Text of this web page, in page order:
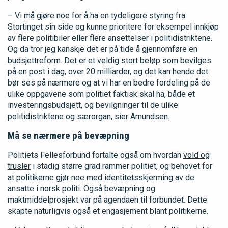
– Vi må gjøre noe for å ha en tydeligere styring fra
Stortinget sin side og kunne prioritere for eksempel innkjøp
av flere politibiler eller flere ansettelser i politidistriktene.
Og da tror jeg kanskje det er på tide å gjennomføre en
budsjettreform. Det er et veldig stort beløp som bevilges
på en post i dag, over 20 milliarder, og det kan hende det
bør ses på nærmere og at vi har en bedre fordeling på de
ulike oppgavene som politiet faktisk skal ha, både et
investeringsbudsjett, og bevilgninger til de ulike
politidistriktene og særorgan, sier Amundsen.
Må se nærmere på bevæpning
Politiets Fellesforbund fortalte også om hvordan vold og
trusler i stadig større grad rammer politiet, og behovet for
at politikerne gjør noe med identitetsskjerming av de
ansatte i norsk politi. Også bevæpning og
maktmiddelprosjekt var på agendaen til forbundet. Dette
skapte naturligvis også et engasjement blant politikerne.